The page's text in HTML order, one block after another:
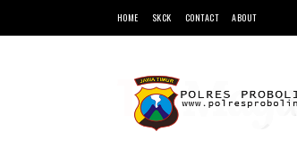
HOME SKCK CONTACT ABOUT